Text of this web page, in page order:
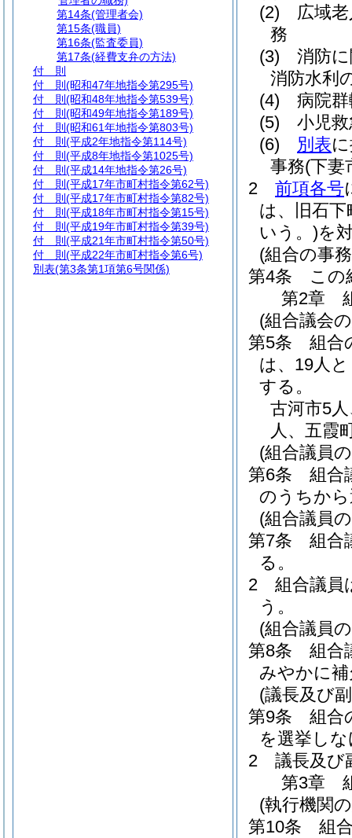
(2)
広域
務
(3)
消防
消防水利
(4)
病院
(5)
小児
(6)
別表
事務(下妻
2
前項各号
は、旧石下
いう。)を
(組合の事
第4条
この
第2章
(組合議会
第5条
組合
は、19人
する。
古河市5
人、五霞
(組合議員
第6条
組合
のうちか
(組合議員
第7条
組合
る。
2
組合議員
う。
(組合議員
第8条
組合
みやかに
(議長及び
第9条
組合
を選挙し
2
議長及び
第3章
(執行機関
第10条
組
第14条(管理者会)
第15条(職員)
第16条(監査委員)
第17条(経費支弁の方法)
付 則
付 則 (昭和47年地指令第295号)
付 則 (昭和48年地指令第539号)
付 則 (昭和49年地指令第189号)
付 則 (昭和61年地指令第803号)
付 則 (平成2年地指令第114号)
付 則 (平成8年地指令第1025号)
付 則 (平成14年地指令第26号)
付 則 (平成17年市町村指令第62号)
付 則 (平成17年市町村指令第82号)
付 則 (平成18年市町村指令第15号)
付 則 (平成19年市町村指令第39号)
付 則 (平成21年市町村指令第50号)
付 則 (平成22年市町村指令第6号)
別表(第3条第1項第6号関係)